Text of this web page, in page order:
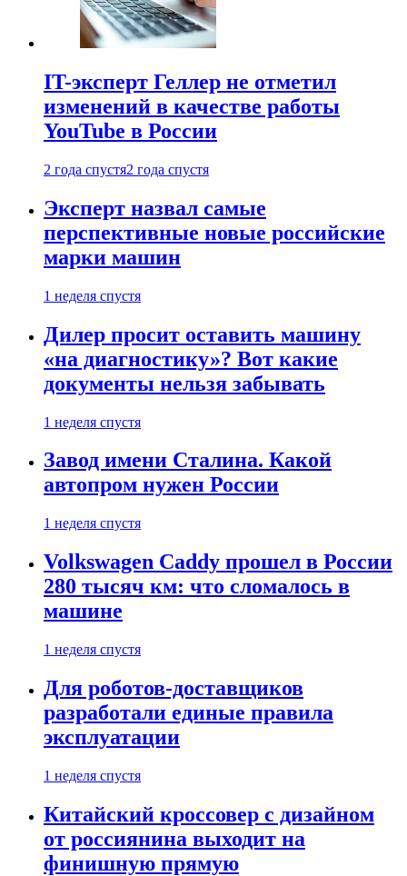
IT-эксперт Геллер не отметил
изменений в качестве работы
YouTube в России
2 года спустя2 года спустя
Эксперт назвал самые
перспективные новые российские
марки машин
1 неделя спустя
Дилер просит оставить машину
«на диагностику»? Вот какие
документы нельзя забывать
1 неделя спустя
Завод имени Сталина. Какой
автопром нужен России
1 неделя спустя
Volkswagen Caddy прошел в России
280 тысяч км: что сломалось в
машине
1 неделя спустя
Для роботов-доставщиков
разработали единые правила
эксплуатации
1 неделя спустя
Китайский кроссовер с дизайном
от россиянина выходит на
финишную прямую